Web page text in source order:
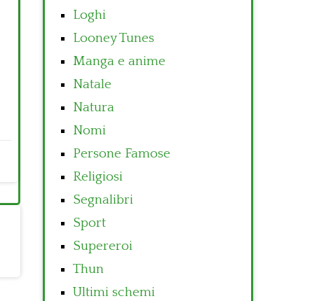
Loghi
Looney Tunes
Manga e anime
Natale
Natura
Nomi
Persone Famose
Religiosi
Segnalibri
Sport
Supereroi
Thun
Ultimi schemi